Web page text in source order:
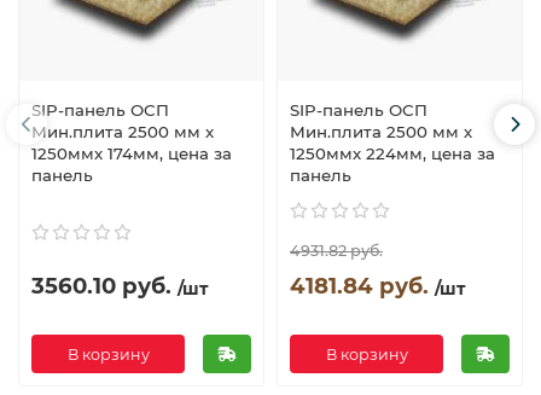
SIP-панель ОСП
Мин.плита 2500 мм х
1250ммх 174мм, цена за
панель
3560.10 руб. /шт
В корзину
SIP-панель ОСП
Мин.плита 2500 мм х
1250ммх 224мм, цена за
панель
4931.82 руб.
4181.84 руб. /шт
В корзину